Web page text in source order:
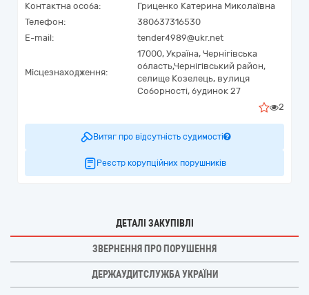
Контактна особа:
Гриценко Катерина Миколаївна
Телефон:
380637316530
E-mail:
tender4989@ukr.net
Місцезнаходження:
17000, Україна, Чернігівська
область,Чернігівський район,
селище Козелець, вулиця
Соборності, будинок 27
2
Витяг про відсутність судимості
Реєстр корупційних порушників
ДЕТАЛІ ЗАКУПІВЛІ
ЗВЕРНЕННЯ ПРО ПОРУШЕННЯ
ДЕРЖАУДИТСЛУЖБА УКРАЇНИ